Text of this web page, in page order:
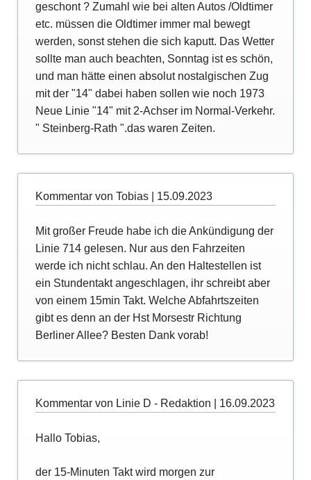
geschont ? Zumahl wie bei alten Autos /Oldtimer
etc. müssen die Oldtimer immer mal bewegt
werden, sonst stehen die sich kaputt. Das Wetter
sollte man auch beachten, Sonntag ist es schön,
und man hätte einen absolut nostalgischen Zug
mit der "14" dabei haben sollen wie noch 1973
Neue Linie "14" mit 2-Achser im Normal-Verkehr.
" Steinberg-Rath ".das waren Zeiten.
Kommentar von Tobias | 15.09.2023
Mit großer Freude habe ich die Ankündigung der
Linie 714 gelesen. Nur aus den Fahrzeiten
werde ich nicht schlau. An den Haltestellen ist
ein Stundentakt angeschlagen, ihr schreibt aber
von einem 15min Takt. Welche Abfahrtszeiten
gibt es denn an der Hst Morsestr Richtung
Berliner Allee? Besten Dank vorab!
Kommentar von Linie D - Redaktion | 16.09.2023
Hallo Tobias,
der 15-Minuten Takt wird morgen zur